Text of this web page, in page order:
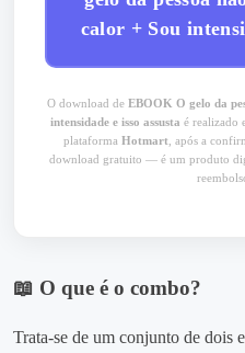
calor + Sou
O download de EBOOK O gelo da
intensidade e isso assusta é realizado
plataforma Hotmart , após a
download gratuito — é um produto
📖 O que é o combo?
Trata‑se de um conjunto de dois